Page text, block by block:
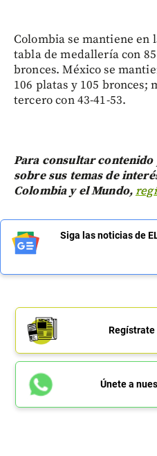
Colombia se mantiene en
tabla de medallería con
bronces. México se
106 platas y 105 bronces;
tercero con 43-41-53.
Para consultar
sobre sus temas de
Colombia y el Mundo,
Siga las noticias de
Únete a